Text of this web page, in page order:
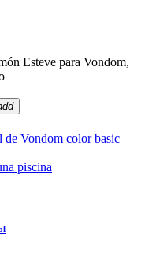
Esteve para Vondom,